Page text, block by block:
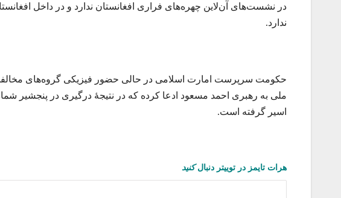
در نشست‌های آن‌لاین چهره‌های فراری افغانستان ندارد و در داخل
ندارد.
حکومت سرپرست امارت اسلامی در حالی حضور فیزیکی گروه‌های
اسیر گرفته است.
هرات تایمز در توییتر دنبالکنید